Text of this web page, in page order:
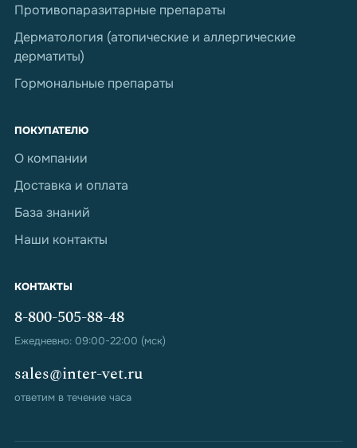
Противопаразитарные препараты
Дерматология (атопические и аллергические
дерматиты)
Гормональные препараты
ПОКУПАТЕЛЮ
О компании
Доставка и оплата
База знаний
Наши контакты
КОНТАКТЫ
8-800-505-88-48
Ежедневно: 09:00-22:00 (мск)
sales@inter-vet.ru
ответим в течение часа